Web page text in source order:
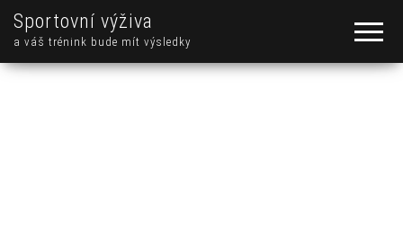
Sportovní výživa
a váš trénink bude mít výsledky